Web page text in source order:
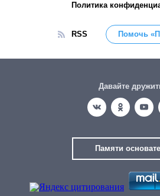
Политика
RSS Помочь
Давайте
Памяти